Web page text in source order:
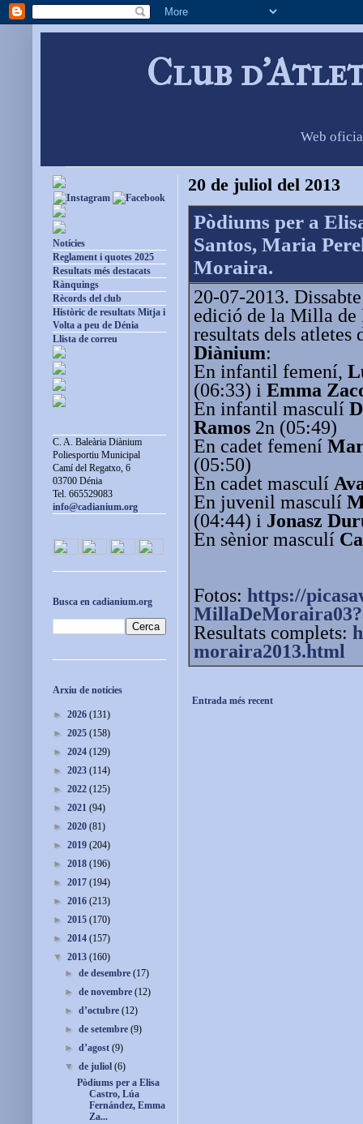
Club
Web
20 de juliol del 2013
Pòdiums per a
Santos, Maria
Moraira.
20-07-2013.
edició de la Milla de
resultats dels atletes
Diànium:
En infantil femení,
(06:33) i Emma
En infantil masculí
Ramos 2n (05:49)
En cadet femení
(05:50)
En cadet masculí
En juvenil masculí
(04:44) i Jonasz
En sènior masculí
Fotos: https://
Resultats complets:
moraira2013.html
Entrada més recent
Notícies
Reglament i quotes 2025
Resultats més destacats
Rànquings
Rècords del club
Històric de resultats Mitja i
Volta a peu de Dénia
Llista de correu
C. A. Baleària Diànium
Poliesportiu Municipal
Camí del Regatxo, 6
03700 Dénia
Tel. 665529083
info@cadianium.org
Busca en cadianium.org
Arxiu de notícies
► 2026 (131)
► 2025 (158)
► 2024 (129)
► 2023 (114)
► 2022 (125)
► 2021 (94)
► 2020 (81)
► 2019 (204)
► 2018 (196)
► 2017 (194)
► 2016 (213)
► 2015 (170)
► 2014 (157)
▼ 2013 (160)
►de desembre(17)
►de novembre(12)
►d’octubre(12)
►de setembre(9)
►d’agost(9)
▼de juliol(6)
Pòdiums per a Elisa
Castro, Lúa
Fernández, Emma
Za...